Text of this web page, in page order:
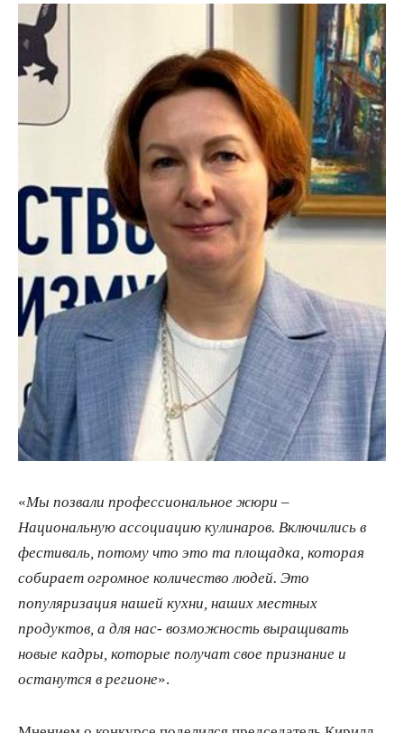
«Мы позвали профессиональное жюри –
Национальную ассоциацию кулинаров. Включились в
фестиваль, потому что это та площадка, которая
собирает огромное количество людей. Это
популяризация нашей кухни, наших местных
продуктов, а для нас- возможность выращивать
новые кадры, которые получат свое признание и
останутся в регионе».